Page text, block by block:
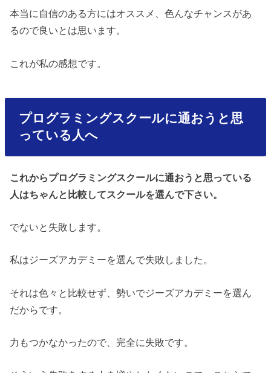
本当に自信のある方にはオススメ、色んなチャンスがあ
るので良いとは思います。
これが私の感想です。
プログラミングスクールに通おうと思
っている人へ
これからプログラミングスクールに通おうと思っている
人はちゃんと比較してスクールを選んで下さい。
でないと失敗します。
私はジーズアカデミーを選んで失敗しました。
それは色々と比較せず、勢いでジーズアカデミーを選ん
だからです。
力もつかなかったので、完全に失敗です。